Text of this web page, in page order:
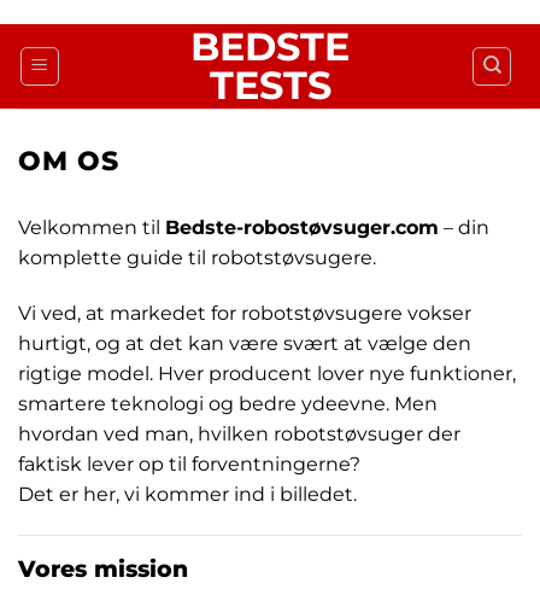
indhold
BEDSTE
TESTS
OM OS
Velkommen til Bedste-robostøvsuger.com – din
komplette guide til robotstøvsugere.
Vi ved, at markedet for robotstøvsugere vokser
hurtigt, og at det kan være svært at vælge den
rigtige model. Hver producent lover nye funktioner,
smartere teknologi og bedre ydeevne. Men
hvordan ved man, hvilken robotstøvsuger der
faktisk lever op til forventningerne?
Det er her, vi kommer ind i billedet.
Vores mission